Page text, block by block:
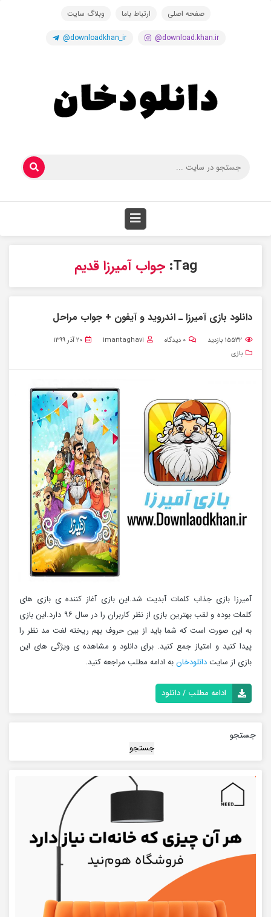
صفحه اصلی ارتباط باما وبلاگ سایت
@download.khan.ir
@downloadkhan_ir
Tag: جواب آمیرزا قدیم
دانلود بازی آمیرزا ـ اندروید و آیفون + جواب مراحل
۱۵۵۳۲ بازدید ۰ دیدگاه imantaghavi
۲۰ آذر ۱۳۹۹
بازی
آمیرزا بازی جذاب کلمات آبدیت شد.این بازی آغاز کننده ی بازی های
کلمات بوده و لقب بهترین بازی از نظر کاربران را در سال ۹۶ دارد.این بازی
به این صورت است که شما باید از بین حروف بهم ریخته لغت مد نظر را
پیدا کنید و امتیاز جمع کنید. برای دانلود و مشاهده ی ویژگی های این
بازی از سایتدانلودخانبه ادامه مطلب مراجعه کنید.
ادامه مطلب / دانلود
جستجو
جستجو